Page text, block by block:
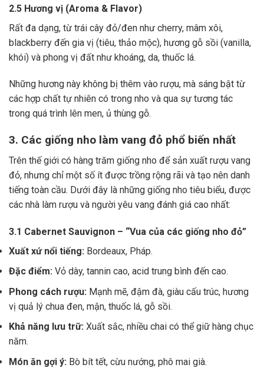
2.5 Hương vị (Aroma & Flavor)
Rất đa dạng, từ trái cây đỏ/đen như cherry, mâm xôi,
blackberry đến gia vị (tiêu, thảo mộc), hương gỗ sồi (vanilla,
khói) và phong vị đất như khoáng, da, thuốc lá.
Những hương này không bị thêm vào rượu, mà sáng bật từ
các hợp chất tự nhiên có trong nho và qua sự tương tác
trong quá trình lên men, ủ thùng gỗ.
3. Các giống nho làm vang đỏ phổ biến nhất
Trên thế giới có hàng trăm giống nho để sản xuất rượu vang
đỏ, nhưng chỉ một số ít được trồng rộng rãi và tạo nên danh
tiếng toàn cầu. Dưới đây là những giống nho tiêu biểu, được
các nhà làm rượu và người yêu vang đánh giá cao nhất:
3.1 Cabernet Sauvignon – “Vua của các giống nho đỏ”
Xuất xứ nổi tiếng: Bordeaux, Pháp.
Đặc điểm: Vỏ dày, tannin cao, acid trung bình đến cao.
Phong cách rượu: Mạnh mẽ, đậm đà, giàu cấu trúc, hương
vị quả lý chua đen, mận, thuốc lá, gỗ sồi.
Khả năng lưu trữ: Xuất sắc, nhiều chai có thể giữ hàng chục
năm.
Món ăn gợi ý: Bò bít tết, cừu nướng, phô mai già.